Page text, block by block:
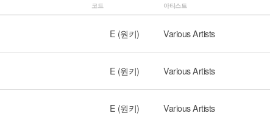
코드 아티스트
E (원키) Various Artists
E (원키) Various Artists
E (원키) Various Artists